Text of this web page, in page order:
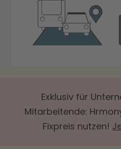
Exklusiv für
Mitarbeitende:
Fixpreis nutzen!